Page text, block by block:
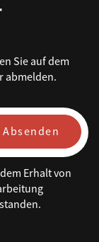
Sie auf dem
abmelden.
Absenden
Erhalt von